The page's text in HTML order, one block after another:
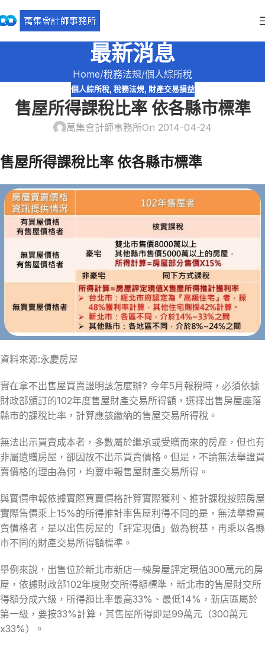
最新消息
Home 稅務法規 個人綜所稅
個人綜所稅, 稅務法規, 財產交易損益
售屋所得課稅比率 依各縣市標準
萬集會計師事務所On 2014-04-24
售屋所得課稅比率 依各縣市標準
資料來源:永慶房屋
實在拿不出售屋買賣證明該怎麼辦? 今年5月報稅時，必須依據
財政部頒訂的102年度售屋財產交易所得額，選擇出售房屋座落
縣市的課稅比率，計算應該繳納的售屋交易所得稅。
無法出示買賣成本者，多數屬於繼承或受贈而來的房產，但也有
非屬遺贈房屋，卻因故不出示買賣價格。但是，不論無法舉證買
賣價格的理由為何，均要申報售屋財產交易所得。
與實價申報依據實際買賣價格計算實際獲利、推計課稅按照房屋
實際售價乘上15%的所得推計率售屋利得不同的是，無法舉證買
賣價格者，是以出售房屋的「評定現值」做為稅基，再乘以各縣
市不同的財產交易所得額標準。
舉例來說，出售位於新北市新店一棟房屋評定現值300萬元的房
屋，依據財政部102年度財交所得額標準，新北市的售屋財交所
得額分成六級，所得額比率最高33%、最低14%，新店區屬於
第一級，要按33%計算，其售屋所得即是99萬元（300萬元
x33%）。